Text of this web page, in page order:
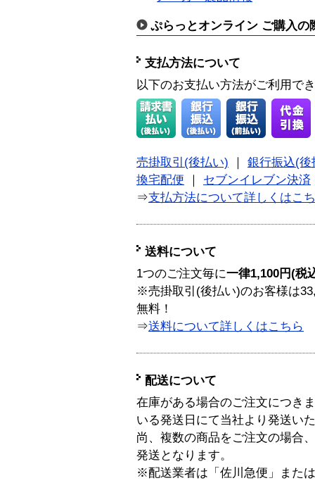
ぷらっとオンライン ご購入の
支払方法について
以下のお支払い方法がご利用で
売掛取引(後払い)
銀行振込(後
換宅配便
セブンイレブン決済
⇒支払方法について詳しくはこ
送料について
1つのご注文毎に一律1,100円(税
※売掛取引(後払い)のお客様は
無料！
⇒送料について詳しくはこちら
配送について
在庫がある場合のご注文につき
いる発送日にて当社より発送い
尚、複数の商品をご注文の場合
発送となります。
※配送業者は「佐川急便」また